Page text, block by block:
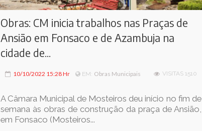
Obras: CM inicia trabalhos nas Praças de
Ansião em Fonsaco e de Azambuja na
cidade de...
10/10/2022 15:28 Hr EM: Obras Municipais VISITAS 1510
A Câmara Municipal de Mosteiros deu início no fim de
semana às obras de construção da praça de Ansião,
em Fonsaco (Mosteiros...